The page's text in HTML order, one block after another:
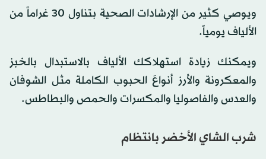
ويوصي كثير من الإرشادات الصحية بتناول 30 غراماً من
الألياف يومياً.
ويمكنك زيادة استهلاكك الألياف بالاستبدال بالخبز
والمعكرونة والأرز أنواعَ الحبوب الكاملة مثل الشوفان
والعدس والفاصوليا والمكسرات والحمص والبطاطس.
شرب الشاي الأخضر بانتظام